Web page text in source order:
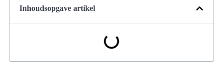
Inhoudsopgave artikel